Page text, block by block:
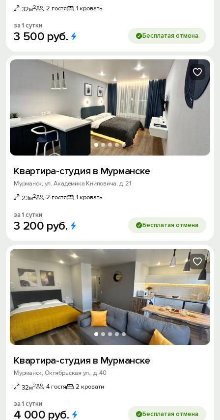
32м2 2 гостя 1 кровать
за 1 сутки
3 500 руб. Бесплатая отмена
Квартира-студия в Мурманске
Мурманск, ул. Академика Книповича, д. 21
23м2 2 гостя 1 кровать
за 1 сутки
3 200 руб. Бесплатая отмена
Квартира-студия в Мурманске
Мурманск, Октябрьская ул., д. 40
32м2 4 гостя 2 кровати
за 1 сутки
4 000 руб. Бесплатая отмена